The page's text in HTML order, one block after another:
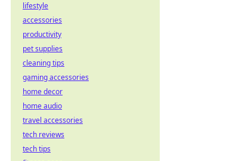
lifestyle
accessories
productivity
pet supplies
cleaning tips
gaming accessories
home decor
home audio
travel accessories
tech reviews
tech tips